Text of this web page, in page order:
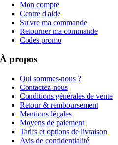
Mon compte
Centre d'aide
Suivre ma commande
Retourner ma commande
Codes promo
À propos
Qui sommes-nous ?
Contactez-nous
Conditions générales de vente
Retour & remboursement
Mentions légales
Moyens de paiement
Tarifs et options de livraison
Avis de confidentialité